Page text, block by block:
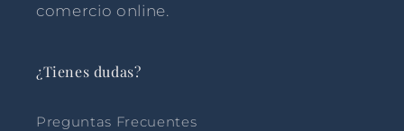
comercio online.
¿Tienes dudas?
Preguntas Frecuentes